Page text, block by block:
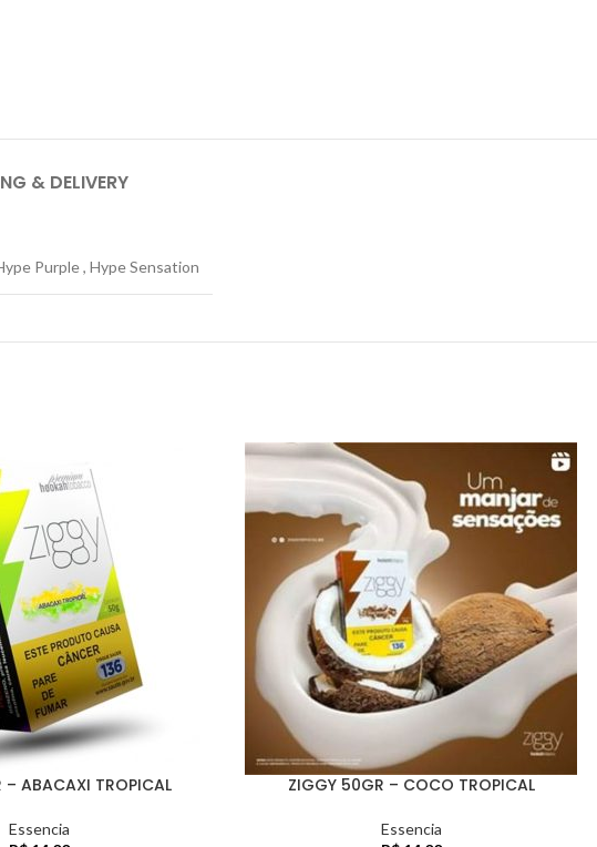
& DELIVERY
Purple, Hype Sensation
– ABACAXI TROPICAL
Essencia
ZIGGY 50GR – COCO TROPICAL
Essencia